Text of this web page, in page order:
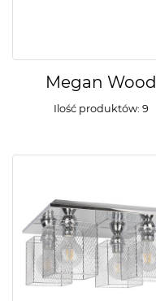
Megan Wood
Ilość produktów: 9